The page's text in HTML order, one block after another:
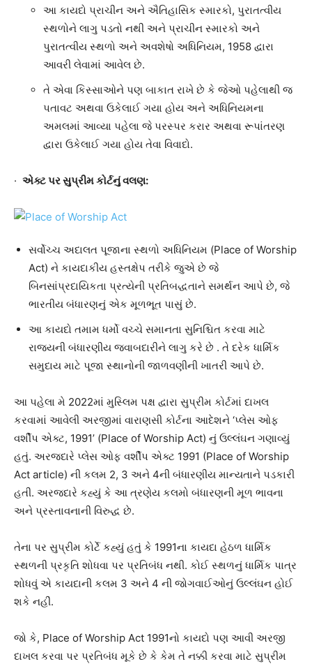
આ કાયદો પ્રાચીન અને ઐતિહાસિક સ્મારકો, પુરાતત્વીય
સ્થળોને લાગુ પડતો નથી અને પ્રાચીન સ્મારકો અને
પુરાતત્વીય સ્થળો અને અવશેષો અધિનિયમ, 1958 દ્વારા
આવરી લેવામાં આવેલ છે.
તે એવા કિસ્સાઓને પણ બાકાત રાખે છે કે જેઓ પહેલાથી જ
પતાવટ અથવા ઉકેલાઈ ગયા હોય અને અધિનિયમના
અમલમાં આવ્યા પહેલા જે પરસ્પર કરાર અથવા રૂપાંતરણ
દ્વારા ઉકેલાઈ ગયા હોય તેવા વિવાદો.
· એક્ટ પર સુપ્રીમ કોર્ટનું વલણ:
સર્વોચ્ચ અદાલત પૂજાના સ્થળો અધિનિયમ (Place of Worship
Act) ને કાયદાકીય હસ્તક્ષેપ તરીકે જુએ છે જે
બિનસાંપ્રદાયિકતા પ્રત્યેની પ્રતિબદ્ધતાને સમર્થન આપે છે, જે
ભારતીય બંધારણનું એક મૂળભૂત પાસું છે.
આ કાયદો તમામ ધર્મો વચ્ચે સમાનતા સુનિશ્ચિત કરવા માટે
રાજ્યની બંધારણીય જવાબદારીને લાગુ કરે છે . તે દરેક ધાર્મિક
સમુદાય માટે પૂજા સ્થાનોની જાળવણીની ખાતરી આપે છે.
આ પહેલા મે 2022માં મુસ્લિમ પક્ષ દ્વારા સુપ્રીમ કોર્ટમાં દાખલ
કરવામાં આવેલી અરજીમાં વારાણસી કોર્ટના આદેશને ‘પ્લેસ ઓફ
વર્શીપ એક્ટ, 1991’ (Place of Worship Act) નું ઉલ્લંઘન ગણાવ્યું
હતું. અરજદારે પ્લેસ ઓફ વર્શીપ એક્ટ 1991 (Place of Worship
Act article) ની કલમ 2, 3 અને 4ની બંધારણીય માન્યતાને પડકારી
હતી. અરજદારે કહ્યું કે આ ત્રણેય કલમો બંધારણની મૂળ ભાવના
અને પ્રસ્તાવનાની વિરુદ્ધ છે.
તેના પર સુપ્રીમ કોર્ટે કહ્યું હતું કે 1991ના કાયદા હેઠળ ધાર્મિક
સ્થળની પ્રકૃતિ શોધવા પર પ્રતિબંધ નથી. કોઈ સ્થળનું ધાર્મિક પાત્ર
શોધવું એ કાયદાની કલમ 3 અને 4 ની જોગવાઈઓનું ઉલ્લંઘન હોઈ
શકે નહીં.
જો કે, Place of Worship Act 1991નો કાયદો પણ આવી અરજી
દાખલ કરવા પર પ્રતિબંધ મૂકે છે કે કેમ તે નક્કી કરવા માટે સુપ્રીમ